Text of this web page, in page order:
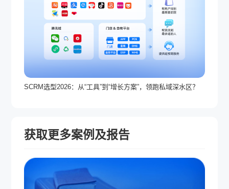
SCRM选型2026：从“工具”到“增长方案”，领跑私域深水区？
获取更多案例及报告